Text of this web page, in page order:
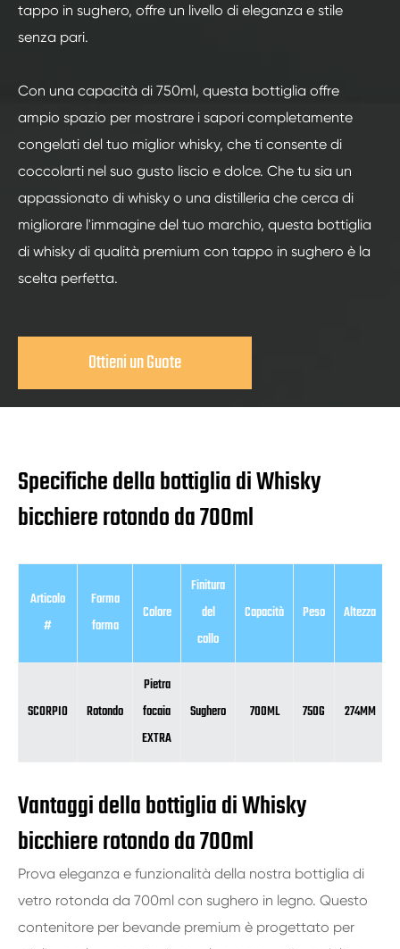
tappo in sughero, offre un livello di eleganza e stile
senza pari.
Con una capacità di 750ml, questa bottiglia offre
ampio spazio per mostrare i sapori completamente
congelati del tuo miglior whisky, che ti consente di
coccolarti nel suo gusto liscio e dolce. Che tu sia un
appassionato di whisky o una distilleria che cerca di
migliorare l'immagine del tuo marchio, questa bottiglia
di whisky di qualità premium con tappo in sughero è la
scelta perfetta.
Ottieni un Guote
Specifiche della bottiglia di Whisky
bicchiere rotondo da 700ml
Articolo
#
Forma
forma
Colore
Finitura
del
collo
Capacità Peso Altezza
SCORPIO Rotondo
Pietra
focaia
EXTRA
Sughero 700ML 750G 274MM
Vantaggi della bottiglia di Whisky
bicchiere rotondo da 700ml
Prova eleganza e funzionalità della nostra bottiglia di
vetro rotonda da 700ml con sughero in legno. Questo
contenitore per bevande premium è progettato per